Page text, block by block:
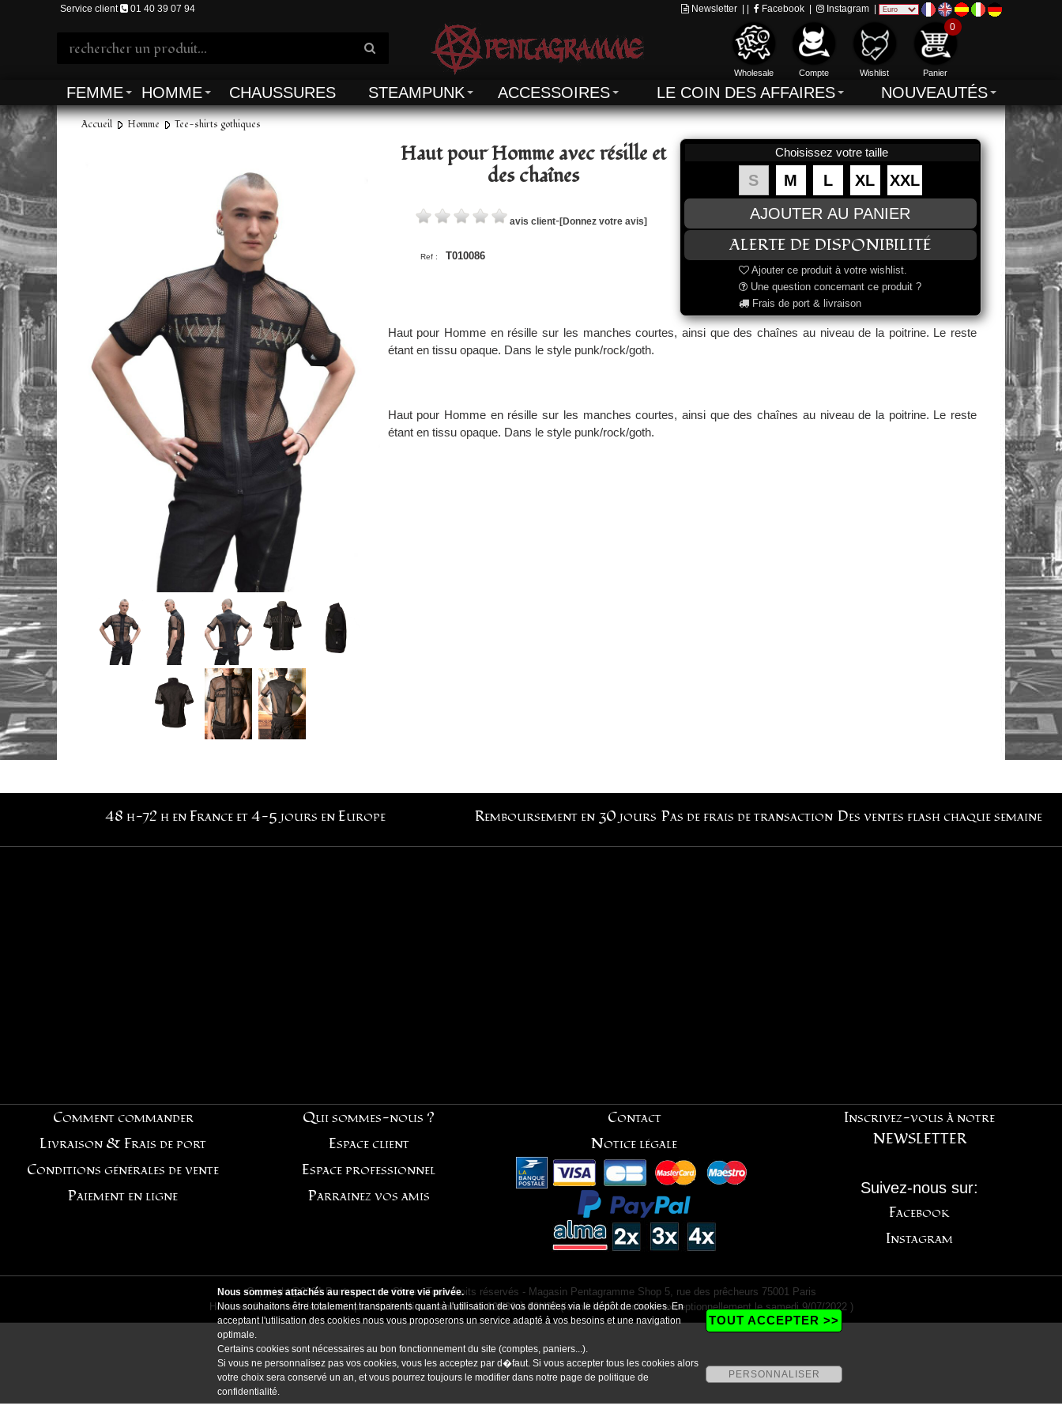
Service client 01 40 39 07 94 Newsletter Facebook Instagram
Wholesale Compte Wishlist
0
Panier
FEMME HOMME CHAUSSURES STEAMPUNK ACCESSOIRES LE COIN DES AFFAIRES NOUVEAUTÉS
Accueil Homme Tee-shirts gothiques
Haut pour Homme avec résille et
des chaînes
avis client-[Donnez votre avis]
Ref : T010086
Choisissez votre taille
S M L XL XXL
Ajouter ce produit à votre wishlist.
Une question concernant ce produit ?
Frais de port & livraison
Haut pour Homme en résille sur les manches courtes, ainsi que des chaînes au niveau de la poitrine. Le reste
étant en tissu opaque. Dans le style punk/rock/goth.
Haut pour Homme en résille sur les manches courtes, ainsi que des chaînes au niveau de la poitrine. Le reste
étant en tissu opaque. Dans le style punk/rock/goth.
48 h-72 h en France et 4-5 jours en Europe Remboursement en 30 jours Pas de frais de transaction Des ventes flash chaque semaine
Comment commander
Livraison & Frais de port
Conditions générales de vente
Paiement en ligne
Qui sommes-nous ?
Espace client
Espace professionnel
Parrainez vos amis
Contact
Notice légale
Inscrivez-vous à notre
NEWSLETTER
Suivez-nous sur:
Facebook
Instagram
Copyright@2021 Pentagramme Shop - Tous droits réservés - Magasin Pentagramme Shop 5, rue des prêcheurs 75001 Paris
Horaires d'ouverture de la boutique:du lundi au samedi de 12H30 à 19H30(fermé le dimanche et exceptionnellement le samedi 9/07/2022 )
Nous sommes attachés au respect de votre vie privée.
Nous souhaitons être totalement transparents quant à l'utilisation de vos données via le dépôt de cookies. En
acceptant l'utilisation des cookies nous vous proposerons un service adapté à vos besoins et une navigation
optimale.
Certains cookies sont nécessaires au bon fonctionnement du site (comptes, paniers...).
Si vous ne personnalisez pas vos cookies, vous les acceptez par d�faut. Si vous accepter tous les cookies alors
votre choix sera conservé un an, et vous pourrez toujours le modifier dans notre page de politique de
confidentialité.
TOUT ACCEPTER >>
PERSONNALISER